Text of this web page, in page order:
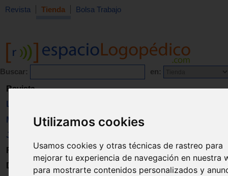
Utilizamos cookies
Usamos cookies y otras técnicas de rastreo para
mejorar tu experiencia de navegación en nuestra
para mostrarte contenidos personalizados y
Revista Tienda Bolsa Trabajo
Buscar: en:
Revista
Libros
Material
Juguetes
Formación
Directorio